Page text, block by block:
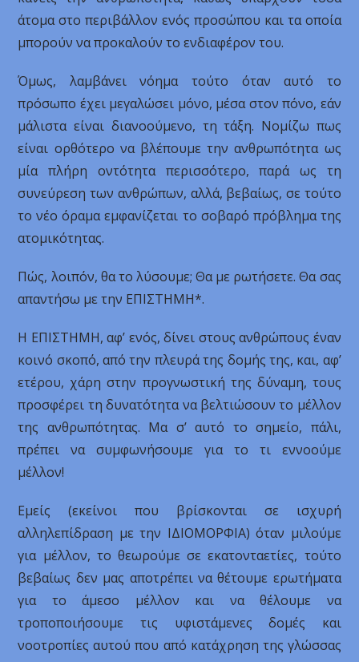
άτομα στο περιβάλλον ενός προσώπου και τα οποία
μπορούν να προκαλούν το ενδιαφέρον του.
Όμως, λαμβάνει νόημα τούτο όταν αυτό το
πρόσωπο έχει μεγαλώσει μόνο, μέσα στον πόνο, εάν
μάλιστα είναι διανοούμενο, τη τάξη. Νομίζω πως
είναι ορθότερο να βλέπουμε την ανθρωπότητα ως
μία πλήρη οντότητα περισσότερο, παρά ως τη
συνεύρεση των ανθρώπων, αλλά, βεβαίως, σε τούτο
το νέο όραμα εμφανίζεται το σοβαρό πρόβλημα της
ατομικότητας.
Πώς, λοιπόν, θα το λύσουμε; Θα με ρωτήσετε. Θα σας
απαντήσω με την ΕΠΙΣΤΗΜΗ*.
Η ΕΠΙΣΤΗΜΗ, αφ’ ενός, δίνει στους ανθρώπους έναν
κοινό σκοπό, από την πλευρά της δομής της, και, αφ’
ετέρου, χάρη στην προγνωστική της δύναμη, τους
προσφέρει τη δυνατότητα να βελτιώσουν το μέλλον
της ανθρωπότητας. Μα σ’ αυτό το σημείο, πάλι,
πρέπει να συμφωνήσουμε για το τι εννοούμε
μέλλον!
Εμείς (εκείνοι που βρίσκονται σε ισχυρή
αλληλεπίδραση με την ΙΔΙΟΜΟΡΦΙΑ) όταν μιλούμε
για μέλλον, το θεωρούμε σε εκατονταετίες, τούτο
βεβαίως δεν μας αποτρέπει να θέτουμε ερωτήματα
για το άμεσο μέλλον και να θέλουμε να
τροποποιήσουμε τις υφιστάμενες δομές και
νοοτροπίες αυτού που από κατάχρηση της γλώσσας